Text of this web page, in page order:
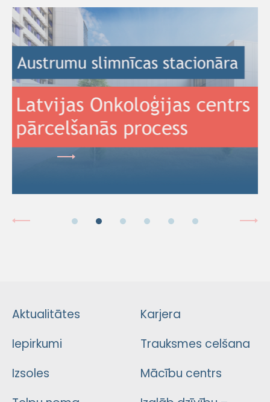
Aktualitātes
Iepirkumi
Izsoles
Karjera
Trauksmes celšana
Mācību centrs